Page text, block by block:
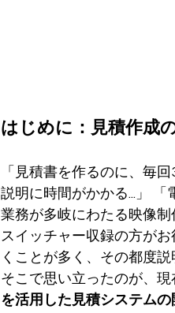
はじめに：見積作成
「見積書を作るのに、毎
説明に時間がかかる...」 「
業務が多岐にわたる映像
スイッチャー収録の方が
くことが多く、その都度
そこで思い立ったのが、
を活用した見積システムの